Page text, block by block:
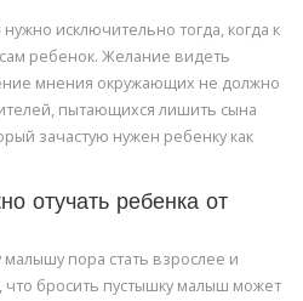
исключительно тогда, когда к
ребенок. Желание видеть
мнения окружающих не должно
пытающихся лишить сына
зачастую нужен ребенку как
отучать ребенка от
пора стать взрослее и
что бросить пустышку малыш может